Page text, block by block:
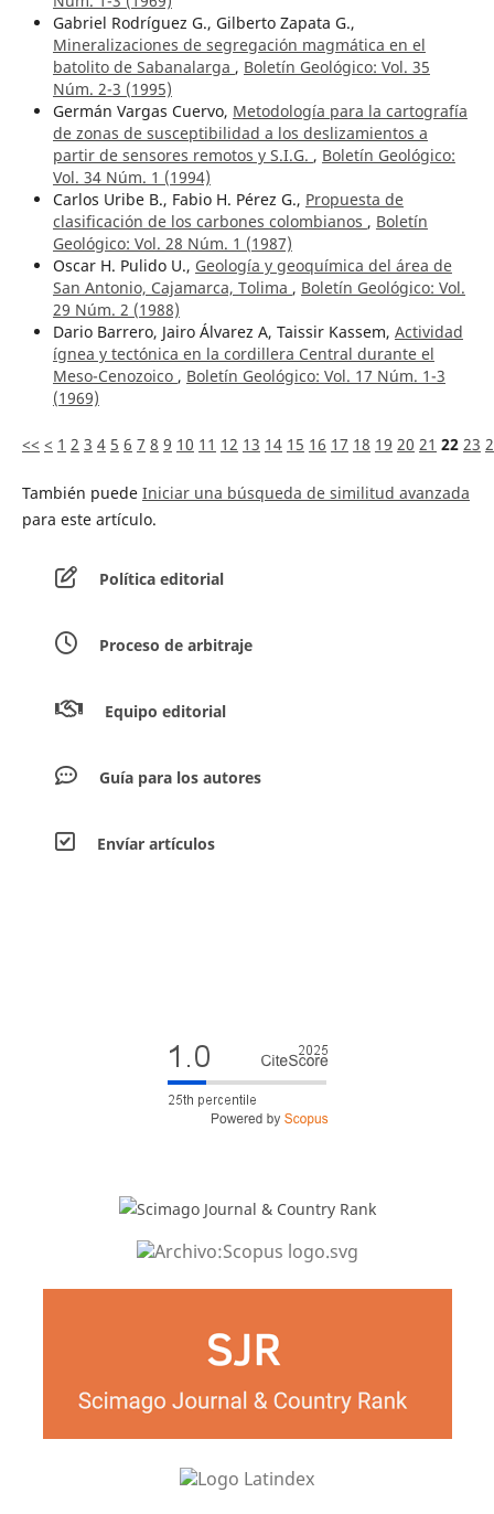
Gabriel Rodríguez G., Gilberto Zapata G.,
Mineralizaciones de segregación magmática en el
batolito de Sabanalarga , Boletín Geológico: Vol. 35
Núm. 2-3 (1995)
Germán Vargas Cuervo, Metodología para la cartografía
de zonas de susceptibilidad a los deslizamientos a
partir de sensores remotos y S.I.G. , Boletín Geológico:
Vol. 34 Núm. 1 (1994)
Carlos Uribe B., Fabio H. Pérez G., Propuesta de
clasificación de los carbones colombianos , Boletín
Geológico: Vol. 28 Núm. 1 (1987)
Oscar H. Pulido U., Geología y geoquímica del área de
San Antonio, Cajamarca, Tolima , Boletín Geológico: Vol.
29 Núm. 2 (1988)
Dario Barrero, Jairo Álvarez A, Taissir Kassem, Actividad
ígnea y tectónica en la cordillera Central durante el
Meso-Cenozoico , Boletín Geológico: Vol. 17 Núm. 1-3
(1969)
<< < 1 2 3 4 5 6 7 8 9 10 11 12 13 14 15 16 17 18 19 20 21 22 23
También puede Iniciar una búsqueda de similitud avanzada
para este artículo.
Política editorial
Proceso de arbitraje
Equipo editorial
Guía para los autores
Envíar artículos